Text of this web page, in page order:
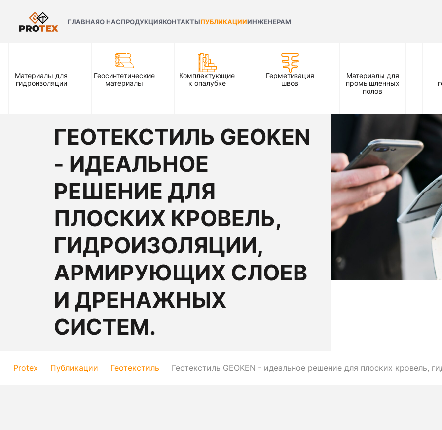
ГЛАВНАЯО НАСПРОДУКЦИЯКОНТАКТЫПУБЛИКАЦИИИНЖЕНЕРАМ
Материалы для
гидроизоляции
Геосинтетические
материалы
Комплектующие
к опалубке
Герметизация
швов
Материалы для
промышленных
полов
ГЕОТЕКСТИЛЬ GEOKEN
- ИДЕАЛЬНОЕ
РЕШЕНИЕ ДЛЯ
ПЛОСКИХ КРОВЕЛЬ,
ГИДРОИЗОЛЯЦИИ,
АРМИРУЮЩИХ СЛОЕВ
И ДРЕНАЖНЫХ
СИСТЕМ.
Protex Публикации Геотекстиль Геотекстиль GEOKEN - идеальное решение для плоских